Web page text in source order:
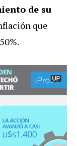
de su
que